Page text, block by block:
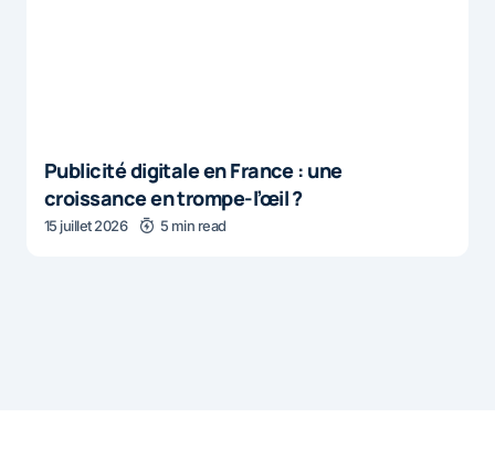
Publicité digitale en France : une
croissance en trompe-l’œil ?
15 juillet 2026 5 min read